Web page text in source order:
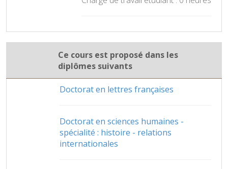
Ce cours est proposé dans les
diplômes suivants
Doctorat en lettres françaises
Doctorat en sciences humaines -
spécialité : histoire - relations
internationales